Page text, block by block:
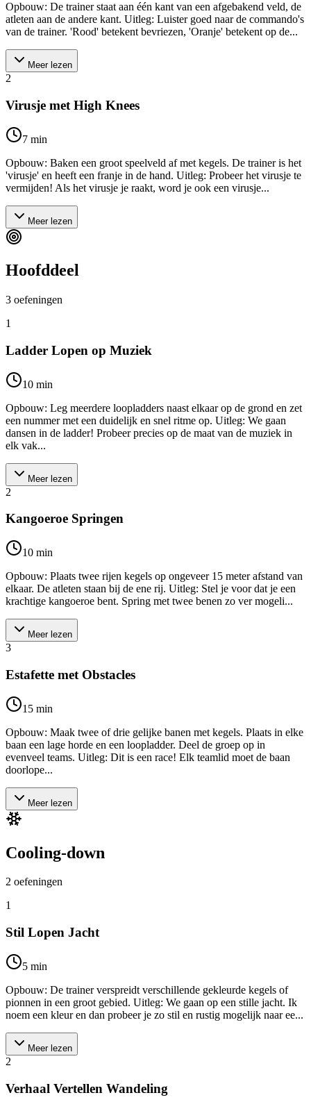
Opbouw: De trainer staat aan één kant van een afgebakend veld, de
atleten aan de andere kant. Uitleg: Luister goed naar de commando's
van de trainer. 'Rood' betekent bevriezen, 'Oranje' betekent op de...
Meer lezen
2
Virusje met High Knees
7 min
Opbouw: Baken een groot speelveld af met kegels. De trainer is het
'virusje' en heeft een franje in de hand. Uitleg: Probeer het virusje te
vermijden! Als het virusje je raakt, word je ook een virusje...
Meer lezen
Hoofddeel
3 oefeningen
1
Ladder Lopen op Muziek
10 min
Opbouw: Leg meerdere loopladders naast elkaar op de grond en zet
een nummer met een duidelijk en snel ritme op. Uitleg: We gaan
dansen in de ladder! Probeer precies op de maat van de muziek in
elk vak...
Meer lezen
2
Kangoeroe Springen
10 min
Opbouw: Plaats twee rijen kegels op ongeveer 15 meter afstand van
elkaar. De atleten staan bij de ene rij. Uitleg: Stel je voor dat je een
krachtige kangoeroe bent. Spring met twee benen zo ver mogeli...
Meer lezen
3
Estafette met Obstacles
15 min
Opbouw: Maak twee of drie gelijke banen met kegels. Plaats in elke
baan een lage horde en een loopladder. Deel de groep op in
evenveel teams. Uitleg: Dit is een race! Elk teamlid moet de baan
doorlope...
Meer lezen
Cooling-down
2 oefeningen
1
Stil Lopen Jacht
5 min
Opbouw: De trainer verspreidt verschillende gekleurde kegels of
pionnen in een groot gebied. Uitleg: We gaan op een stille jacht. Ik
noem een kleur en dan probeer je zo stil en rustig mogelijk naar ee...
Meer lezen
2
Verhaal Vertellen Wandeling